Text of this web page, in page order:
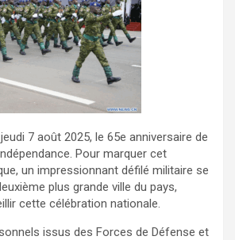
7 août 2025, le 65e anniversaire de
Pour marquer cet
un impressionnant défilé militaire se
plus grande ville du pays,
cette célébration nationale.
issus des Forces de Défense et